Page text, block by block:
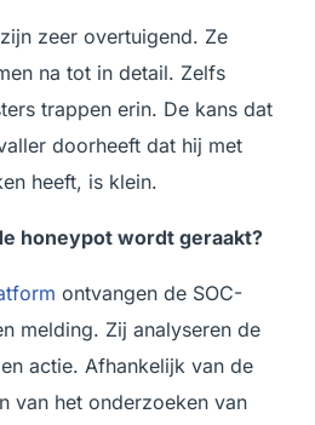
zeer overtuigend. Ze
na tot in detail. Zelfs
trappen erin. De kans dat
doorheeft dat hij met
heeft, is klein.
honeypot wordt geraakt?
ontvangen de SOC-
melding. Zij analyseren de
actie. Afhankelijk van de
van het onderzoeken van